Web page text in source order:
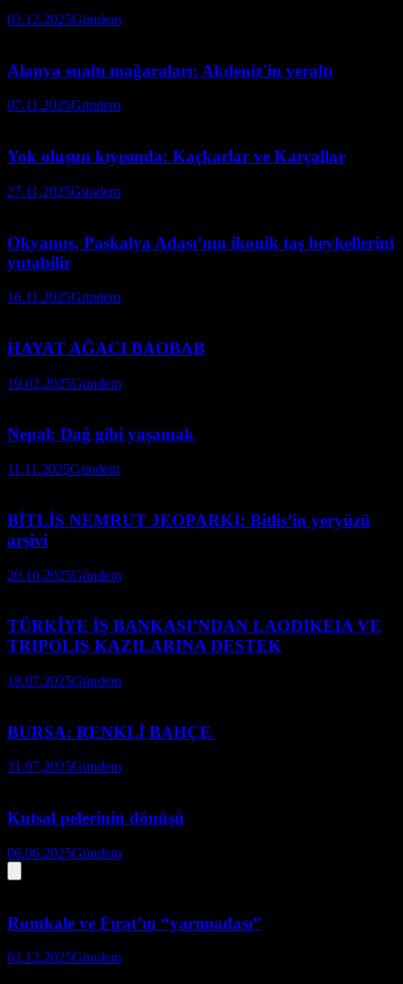
03.12.2025Gündem
Alanya sualtı mağaraları: Akdeniz'in yeraltı
07.11.2025Gündem
Yok oluşun kıyısında: Kaçkarlar ve Karçallar
27.11.2025Gündem
Okyanus, Paskalya Adası’nın ikonik taş heykellerini
yutabilir
16.11.2025Gündem
HAYAT AĞACI BAOBAB
19.02.2025Gündem
Nepal: Dağ gibi yaşamak
11.11.2025Gündem
BİTLİS NEMRUT JEOPARKI: Bitlis’in yeryüzü
arşivi
20.10.2025Gündem
TÜRKİYE İŞ BANKASI’NDAN LAODIKEIA VE
TRIPOLIS KAZILARINA DESTEK
18.07.2025Gündem
BURSA: RENKLİ BAHÇE
31.07.2025Gündem
Kutsal pelerinin dönüşü
06.06.2025Gündem
Rumkale ve Fırat’ın “yarımadası”
03.12.2025Gündem